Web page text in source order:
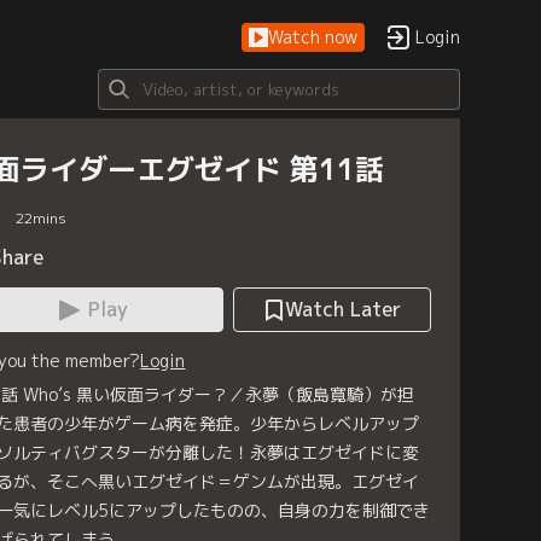
Watch now Login
ライダーエグゼイド 第11話
22mins
Play
Watch Later
the member?Login
Who’s 黒い仮面ライダー？／永夢（飯島寛騎）が担
患者の少年がゲーム病を発症。少年からレベルアップ
ルティバグスターが分離した！永夢はエグゼイドに変
が、そこへ黒いエグゼイド＝ゲンムが出現。エグゼイ
気にレベル5にアップしたものの、自身の力を制御でき